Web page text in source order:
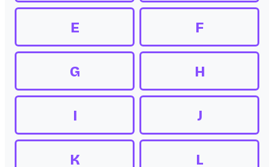
E F
G H
I J
K L